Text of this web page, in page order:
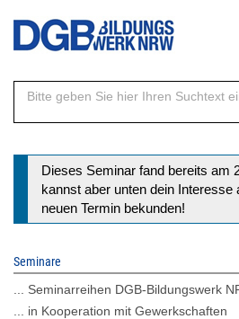
Direkt
Inhalt
Statusmeldung
Dieses Seminar fand bereits am
kannst aber unten dein Interesse
neuen Termin bekunden!
Seminare
... Seminarreihen DGB-Bildungswerk
... in Kooperation mit Gewerkschaften